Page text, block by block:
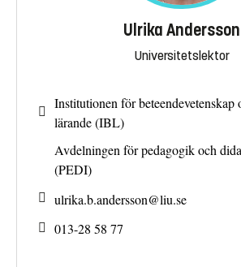
Ulrika Andersson
Universitetslektor
Institutionen för beteendevetenskap
lärande (IBL)
Avdelningen för pedagogik och
(PEDI)
ulrika.b.andersson@liu.se
013-28 58 77